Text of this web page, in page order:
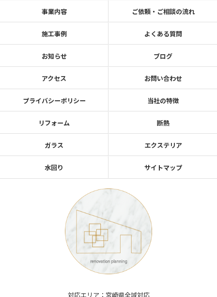
事業内容 ご依頼・ご相談の流れ
施工事例 よくある質問
お知らせ ブログ
アクセス お問い合わせ
プライバシーポリシー 当社の特徴
リフォーム 断熱
ガラス エクステリア
水回り サイトマップ
対応エリア：宮崎県全域対応